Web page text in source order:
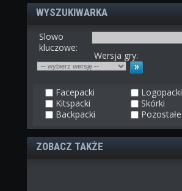
WYSZUKIWARKA
Slowo
kluczowe:
Wersja gry:
Facepacki
Logopacki
Kitspacki
Skórki
Backpacki
Pozostałe
ZOBACZ TAKŻE